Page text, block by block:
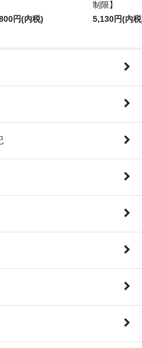
円(内税)
制限】
5,130円(内